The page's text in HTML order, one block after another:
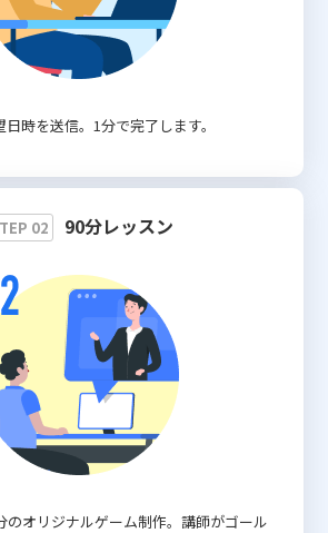
時を送信。1分で完了します。
02 90分レッスン
のオリジナルゲーム制作。講師がゴール